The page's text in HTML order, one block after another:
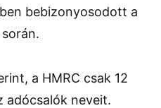
bebizonyosodott a
a HMRC csak 12
adócsalók neveit.